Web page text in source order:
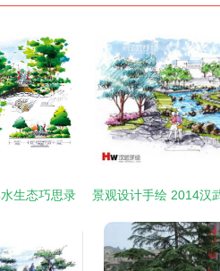
生态巧思录